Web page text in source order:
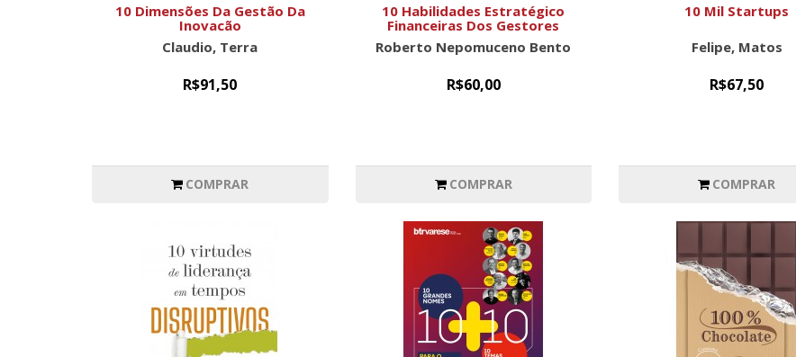
10 Dimensões Da Gestão Da
Inovação
Claudio, Terra
R$91,50
COMPRAR
10 Habilidades Estratégico
Financeiras Dos Gestores
Modernos
Roberto Nepomuceno Bento
R$60,00
COMPRAR
10 Mil Startups
Felipe, Matos
R$67,50
COMPRAR